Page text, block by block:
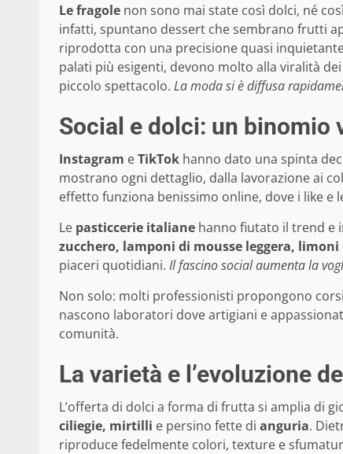
Le fragole non sono mai state così dolci, né
infatti, spuntano dessert che sembrano frutti
riprodotta con una precisione quasi
palati più esigenti, devono molto alla viralità
piccolo spettacolo. La moda si è diffusa
Social e dolci: un binomio
Instagram eTikTok hanno dato una spinta
mostrano ogni dettaglio, dalla lavorazione ai
effetto funziona benissimo online, dove i like e
Le pasticcerie italiane hanno fiutato il trend e
zucchero, lamponi di mousse leggera, limoni
piaceri quotidiani. Il fascino social aumenta la
Non solo: molti professionisti propongono
nascono laboratori dove artigiani e
comunità.
La varietà e l’evoluzione
L’offerta di dolci a forma di frutta si amplia di
ciliegie, mirtilli e persino fette di anguria.
riproduce fedelmente colori, texture e